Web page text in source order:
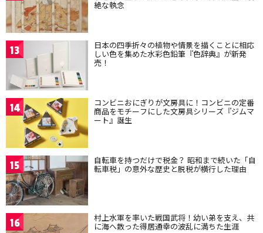
絶な執念
13 日本の四季折々の植物や情景を描くことに相応
しい色を集めた水彩色鉛筆『色辞典』が新発
売！
14 コンビニおにぎりが文房具に！コンビニの定番
商品をモチーフにした文房具シリーズ『ジムマ
ート』誕生
15 自転車を持つだけで税金？ 昭和まで続いた「自
転車税」の意外な歴史と脱税が横行した理由
16 村上水軍を率いた戦国武将！幼い弟を支え、共
に海へ散った得居通幸の波乱に満ちた生涯